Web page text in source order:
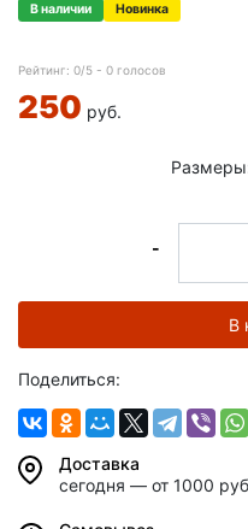
В наличии Новинка
Рейтинг: 0/5 - 0 голосов
250 руб.
-
В
Поделиться:
Доставка
сегодня — от 1000